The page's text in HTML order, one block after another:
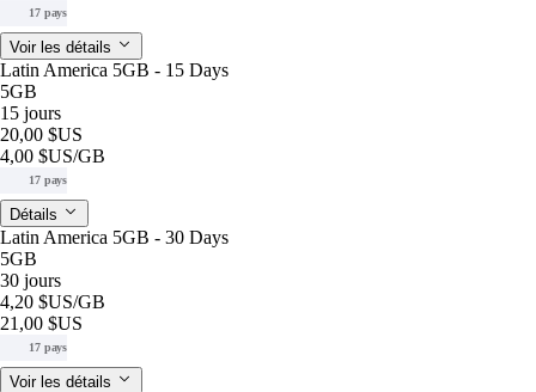
17 pays
Voir les détails
Latin America 5GB - 15 Days
5GB
15 jours
20,00 $US
4,00 $US/GB
17 pays
Détails
Latin America 5GB - 30 Days
5GB
30 jours
4,20 $US/GB
21,00 $US
17 pays
Voir les détails